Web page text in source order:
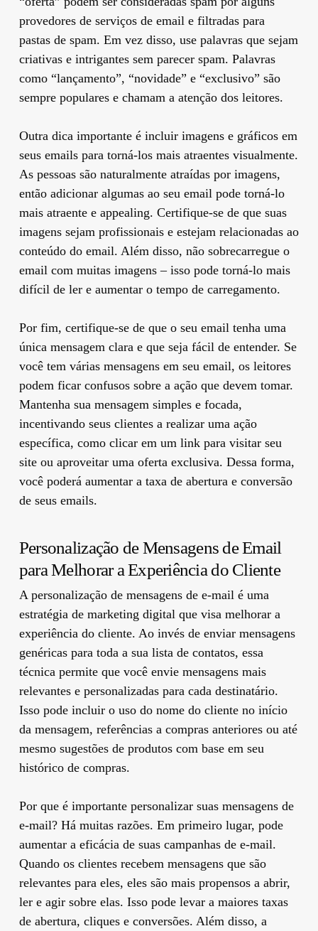
provedores de serviços de email e filtradas para
pastas de spam. Em vez disso, use palavras que sejam
criativas e intrigantes sem parecer spam. Palavras
como “lançamento”, “novidade” e “exclusivo” são
sempre populares e chamam a atenção dos leitores.
Outra dica importante é incluir imagens e gráficos em
seus emails para torná-los mais atraentes visualmente.
As pessoas são naturalmente atraídas por imagens,
então adicionar algumas ao seu email pode torná-lo
mais atraente e appealing. Certifique-se de que suas
imagens sejam profissionais e estejam relacionadas ao
conteúdo do email. Além disso, não sobrecarregue o
email com muitas imagens – isso pode torná-lo mais
difícil de ler e aumentar o tempo de carregamento.
Por fim, certifique-se de que o seu email tenha uma
única mensagem clara e que seja fácil de entender. Se
você tem várias mensagens em seu email, os leitores
podem ficar confusos sobre a ação que devem tomar.
Mantenha sua mensagem simples e focada,
incentivando seus clientes a realizar uma ação
específica, como clicar em um link para visitar seu
site ou aproveitar uma oferta exclusiva. Dessa forma,
você poderá aumentar a taxa de abertura e conversão
de seus emails.
Personalização de Mensagens de Email
para Melhorar a Experiência do Cliente
A personalização de mensagens de e-mail é uma
estratégia de marketing digital que visa melhorar a
experiência do cliente. Ao invés de enviar mensagens
genéricas para toda a sua lista de contatos, essa
técnica permite que você envie mensagens mais
relevantes e personalizadas para cada destinatário.
Isso pode incluir o uso do nome do cliente no início
da mensagem, referências a compras anteriores ou até
mesmo sugestões de produtos com base em seu
histórico de compras.
Por que é importante personalizar suas mensagens de
e-mail? Há muitas razões. Em primeiro lugar, pode
aumentar a eficácia de suas campanhas de e-mail.
Quando os clientes recebem mensagens que são
relevantes para eles, eles são mais propensos a abrir,
ler e agir sobre elas. Isso pode levar a maiores taxas
de abertura, cliques e conversões. Além disso, a